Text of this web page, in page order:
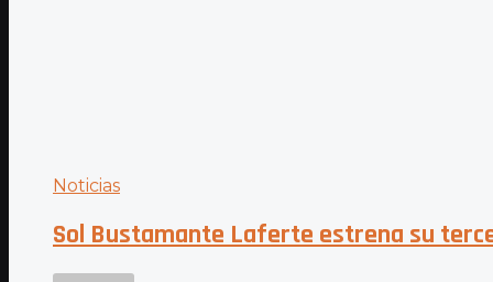
Noticias
Sol Bustamante Laferte estrena su